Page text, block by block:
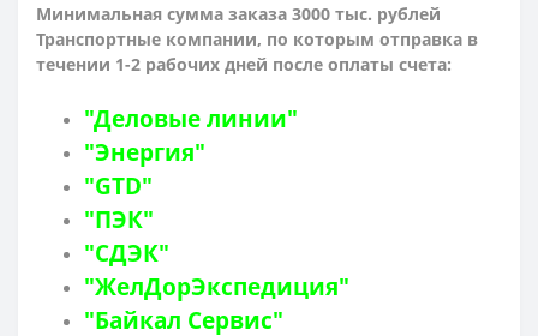
Минимальная сумма заказа 3000 тыс. рублей
Транспортные компании, по которым отправка в
течении 1-2 рабочих дней после оплаты счета:
"Деловые линии"
"Энергия"
"GTD"
"ПЭК"
"СДЭК"
"ЖелДорЭкспедиция"
"Байкал Сервис"